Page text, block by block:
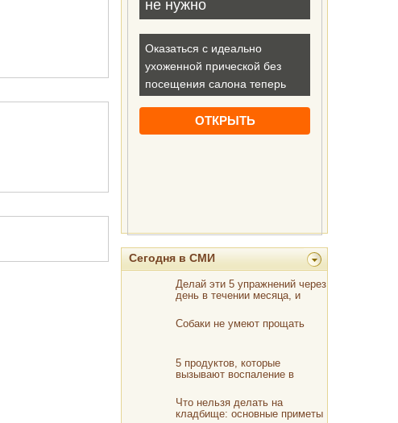
Сегодня в СМИ
Делай эти 5 упражнений через
день в течении месяца, и
Собаки не умеют прощать
5 продуктов, которые
вызывают воспаление в
Что нельзя делать на
кладбище: основные приметы